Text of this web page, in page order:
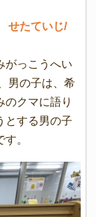
せたていじ/
がっこうへい
男の子は、希
のクマに語り
とする男の子
。